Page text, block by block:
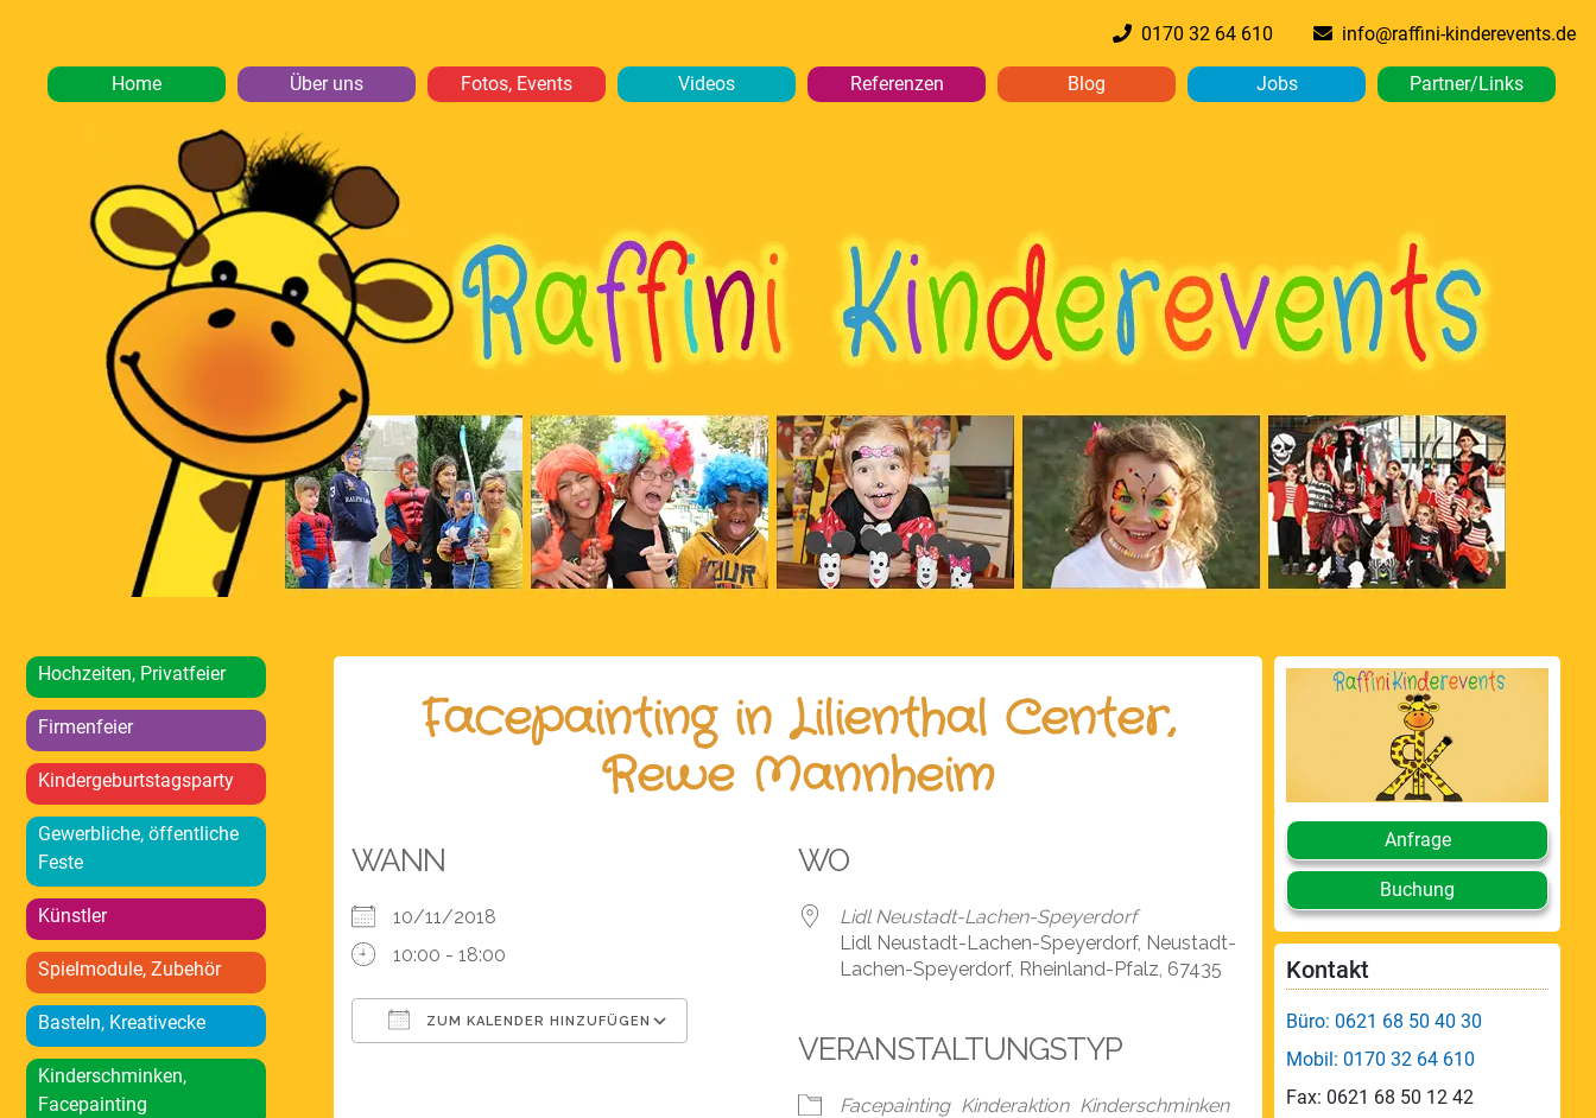
0170 32 64 610 info@raffini-kinderevents.de
Home Über uns Fotos, Events Videos Referenzen Blog Jobs Partner/Links
Hochzeiten, Privatfeier
Firmenfeier
Kindergeburtstagsparty
Gewerbliche, öffentliche
Feste
Künstler
Spielmodule, Zubehör
Basteln, Kreativecke
Kinderschminken,
Facepainting
Facepainting in Lilienthal Center,
Rewe Mannheim
WANN
10/11/2018
10:00 - 18:00
ZUM KALENDER HINZUFÜGEN
Google Kalender iCalendar Office 365
WO
Lidl Neustadt-Lachen-Speyerdorf
Lidl Neustadt-Lachen-Speyerdorf, Neustadt-
Lachen-Speyerdorf, Rheinland-Pfalz, 67435
VERANSTALTUNGSTYP
Facepainting Kinderaktion Kinderschminken
Anfrage
Buchung
Kontakt
Büro: 0621 68 50 40 30
Mobil: 0170 32 64 610
Fax: 0621 68 50 12 42